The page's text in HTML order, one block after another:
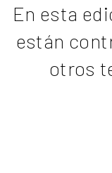
En esta
están
otros